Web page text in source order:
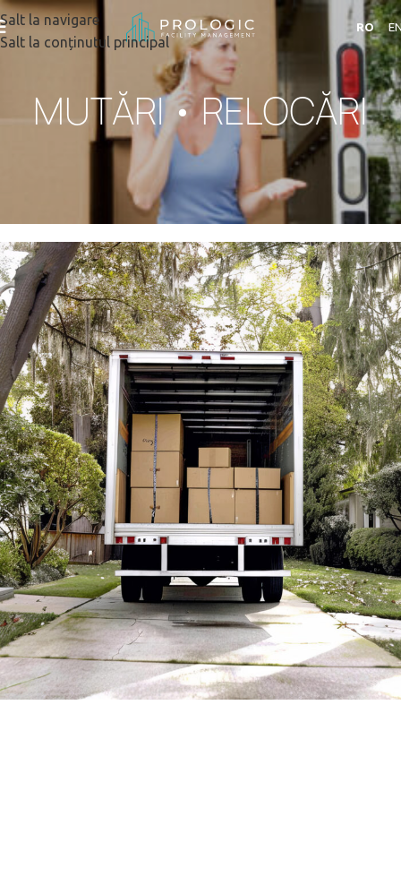
Salt la navigare
Salt la conținutul principal
RO
MUTĂRI • RELOCĂRI